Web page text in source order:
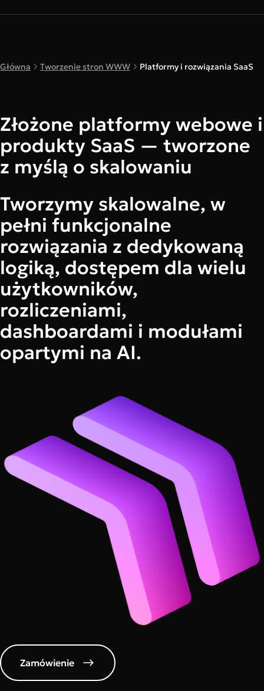
Główna Tworzenie stron WWW Platformy i rozwiązania SaaS
Złożone platformy webowe i
produkty SaaS — tworzone
z myślą o skalowaniu
Tworzymy skalowalne, w
pełni funkcjonalne
rozwiązania z dedykowaną
logiką, dostępem dla wielu
użytkowników,
rozliczeniami,
dashboardami i modułami
opartymi na AI.
Zamówienie